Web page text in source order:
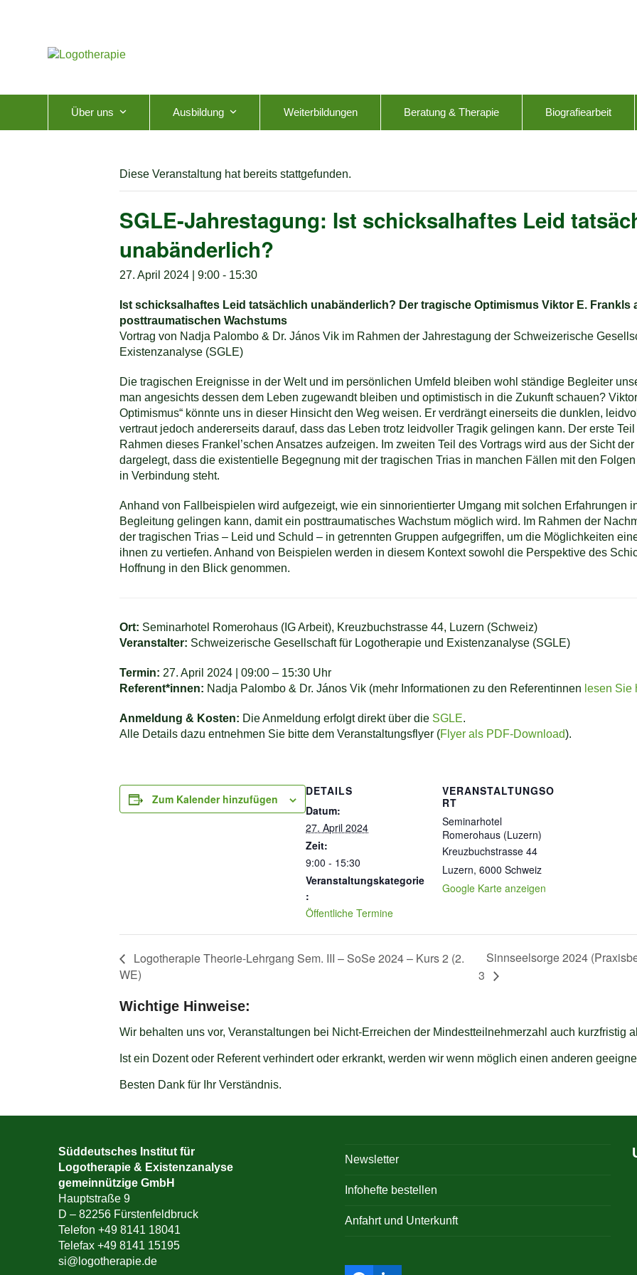
Über uns Ausbildung Weiterbildungen Beratung & Therapie Biografiearbeit
Diese Veranstaltung hat bereits stattgefunden.
SGLE-Jahrestagung: Ist schicksalhaftes Leid
unabänderlich?
27. April 2024 | 9:00 - 15:30
Ist schicksalhaftes Leid tatsächlich unabänderlich? Der tragische Optimismus Viktor E. Frankls
posttraumatischen Wachstums
Vortrag von Nadja Palombo & Dr. János Vik im Rahmen der Jahrestagung der Schweizerische
Existenzanalyse (SGLE)
Die tragischen Ereignisse in der Welt und im persönlichen Umfeld bleiben wohl ständige Begleiter
man angesichts dessen dem Leben zugewandt bleiben und optimistisch in die Zukunft schauen?
Optimismus“ könnte uns in dieser Hinsicht den Weg weisen. Er verdrängt einerseits die dunklen,
vertraut jedoch andererseits darauf, dass das Leben trotz leidvoller Tragik gelingen kann. Der erste
Rahmen dieses Frankel’schen Ansatzes aufzeigen. Im zweiten Teil des Vortrags wird aus der Sicht
dargelegt, dass die existentielle Begegnung mit der tragischen Trias in manchen Fällen mit den
in Verbindung steht.
Anhand von Fallbeispielen wird aufgezeigt, wie ein sinnorientierter Umgang mit solchen Erfahrungen
Begleitung gelingen kann, damit ein posttraumatisches Wachstum möglich wird. Im Rahmen der
der tragischen Trias – Leid und Schuld – in getrennten Gruppen aufgegriffen, um die Möglichkeiten
ihnen zu vertiefen. Anhand von Beispielen werden in diesem Kontext sowohl die Perspektive des
Hoffnung in den Blick genommen.
Ort: Seminarhotel Romerohaus (IG Arbeit), Kreuzbuchstrasse 44, Luzern (Schweiz)
Veranstalter: Schweizerische Gesellschaft für Logotherapie und Existenzanalyse (SGLE)
Termin: 27. April 2024 | 09:00 – 15:30 Uhr
Referent*innen: Nadja Palombo & Dr. János Vik (mehr Informationen zu den Referentinnen lesen Sie
Anmeldung & Kosten: Die Anmeldung erfolgt direkt über die SGLE.
Alle Details dazu entnehmen Sie bitte dem Veranstaltungsflyer (Flyer als PDF-Download).
Zum Kalender hinzufügen
DETAILS
Datum:
27. April 2024
Zeit:
9:00 - 15:30
Veranstaltungskategorie
:
Öffentliche Termine
VERANSTALTUNGSO
RT
Seminarhotel
Romerohaus (Luzern)
Kreuzbuchstrasse 44
Luzern, 6000 Schweiz
Google Karte anzeigen
Logotherapie Theorie-Lehrgang Sem. III – SoSe 2024 – Kurs 2 (2.
WE)
Sinnseelsorge 2024
3
Wichtige Hinweise:
Wir behalten uns vor, Veranstaltungen bei Nicht-Erreichen der Mindestteilnehmerzahl auch kurzfristig
Ist ein Dozent oder Referent verhindert oder erkrankt, werden wir wenn möglich einen anderen
Besten Dank für Ihr Verständnis.
Süddeutsches Institut für
Logotherapie & Existenzanalyse
gemeinnützige GmbH
Hauptstraße 9
D – 82256 Fürstenfeldbruck
Telefon +49 8141 18041
Telefax +49 8141 15195
si@logotherapie.de
Newsletter
Infohefte bestellen
Anfahrt und Unterkunft